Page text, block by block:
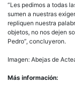
“Les pedimos a todas
sumen a nuestras
repliquen nuestra
objetos, no nos dejen
Pedro”, concluyeron.
Imagen: Abejas de
Más información: